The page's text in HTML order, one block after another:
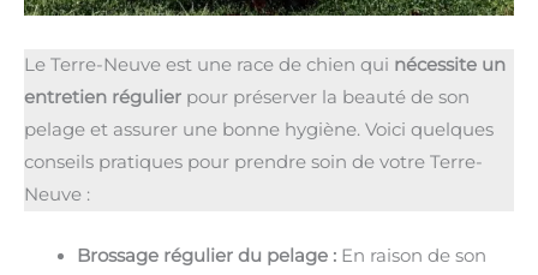
Le Terre-Neuve est une race de chien qui nécessite un
entretien régulier pour préserver la beauté de son
pelage et assurer une bonne hygiène. Voici quelques
conseils pratiques pour prendre soin de votre Terre-
Neuve :
Brossage régulier du pelage :En raison de son